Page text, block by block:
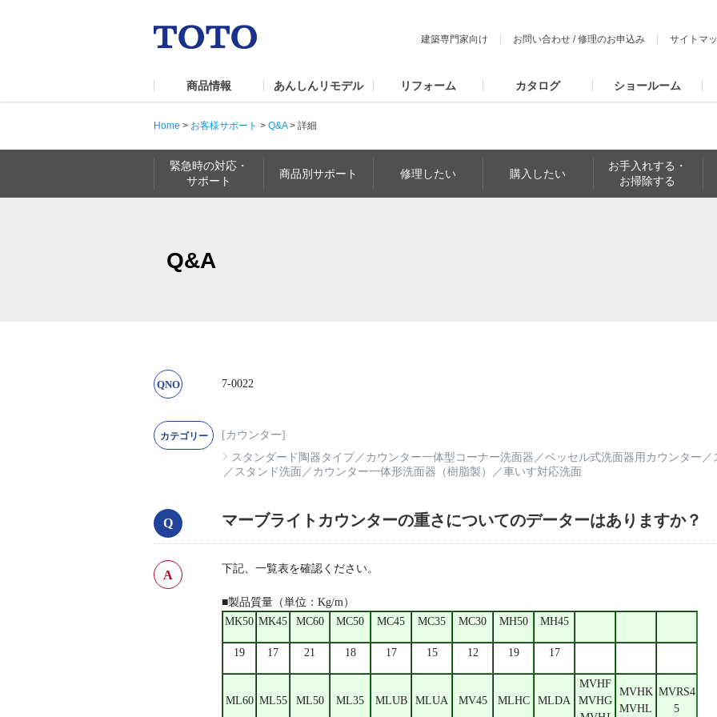
建築専門家向け お問い合わせ /修理のお申込み サイトマ
商品情報 あんしんリモデル リフォーム カタログ ショールーム
Home > お客様サポート > Q&A> 詳細
緊急時の対応・
サポート
商品別サポート 修理したい 購入したい
お手入れする・
お掃除する
Q&A
7-0022
[カウンター]
スタンダード陶器タイプ／ カウンター一体型コーナー洗面器 ／ベッセル式洗面器用カウンター ／
／ スタンド洗面 ／ カウンター一体形洗面器（樹脂製） ／車いす対応洗面
マーブライトカウンターの重さについてのデーターはありますか？
下記、一覧表を確認ください。
■製品質量（単位：Kg/m）
MK50 MK45 MC60 MC50 MC45 MC35 MC30 MH50 MH45
19 17 21 18 17 15 12 19 17
ML60 ML55 ML50 ML35 MLUB MLUA MV45 MLHC MLDA
MVHF
MVHG
MVHK
MVHL
MVRS4
5